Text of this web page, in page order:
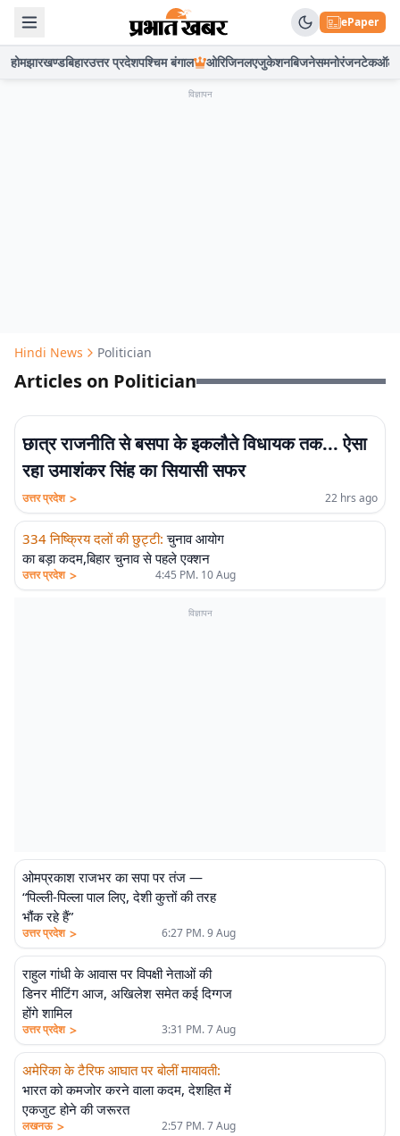
ePaper
होमझारखण्डबिहारउत्तर प्रदेशपश्चिम बंगाल ओरिजिनलएजुकेशनबिजनेसमनोरंजनटेकऑटो
विज्ञापन
Hindi News Politician
Articles on Politician
छात्र राजनीति से बसपा के इकलौते विधायक तक... ऐसा
रहा उमाशंकर सिंह का सियासी सफर
उत्तर प्रदेश > 22 hrs ago
334 निष्क्रिय दलों की छुट्टी: चुनाव आयोग
का बड़ा कदम,बिहार चुनाव से पहले एक्शन
उत्तर प्रदेश > 4:45 PM. 10 Aug
विज्ञापन
ओमप्रकाश राजभर का सपा पर तंज —
“पिल्ली-पिल्ला पाल लिए, देशी कुत्तों की तरह
भौंक रहे हैं”
उत्तर प्रदेश > 6:27 PM. 9 Aug
राहुल गांधी के आवास पर विपक्षी नेताओं की
डिनर मीटिंग आज, अखिलेश समेत कई दिग्गज
होंगे शामिल
उत्तर प्रदेश > 3:31 PM. 7 Aug
अमेरिका के टैरिफ आघात पर बोलीं मायावती:
भारत को कमजोर करने वाला कदम, देशहित में
एकजुट होने की जरूरत
लखनऊ > 2:57 PM. 7 Aug